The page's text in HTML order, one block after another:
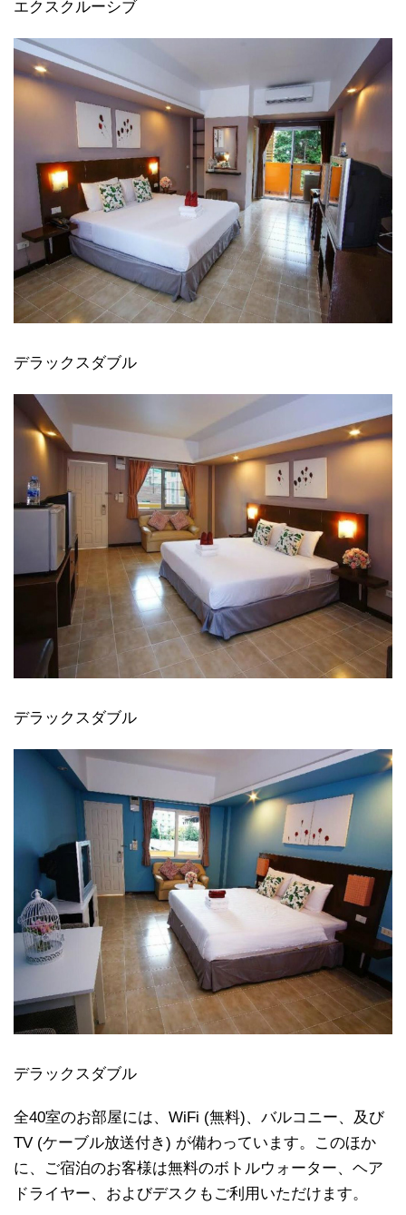
エクスクルーシブ
デラックスダブル
デラックスダブル
デラックスダブル
全40室のお部屋には、WiFi (無料)、バルコニー、及び
TV (ケーブル放送付き) が備わっています。このほか
に、ご宿泊のお客様は無料のボトルウォーター、ヘア
ドライヤー、およびデスクもご利用いただけます。